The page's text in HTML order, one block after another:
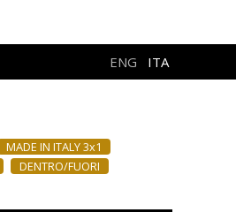
ENG ITA
MADE IN ITALY 3x1
DENTRO/FUORI